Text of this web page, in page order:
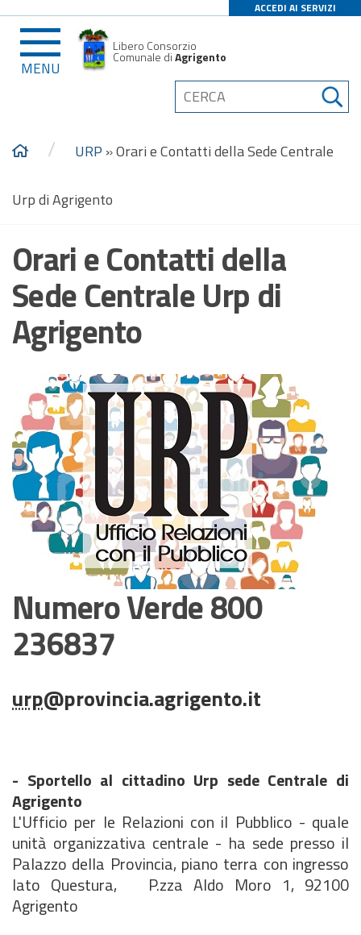
ACCEDI AI SERVIZI
MENU
Libero Consorzio
Comunale diAgrigento
/ URP »Orari e Contatti della Sede Centrale
Urp di Agrigento
Orari e Contatti della
Sede Centrale Urp di
Agrigento
Numero Verde 800
236837
urp@provincia.agrigento.it
- Sportello al cittadino Urp sede Centrale di
Agrigento
L'Ufficio per le Relazioni con il Pubblico - quale
unità organizzativa centrale - ha sede presso il
Palazzo della Provincia, piano terra con ingresso
lato Questura, P.zza Aldo Moro 1, 92100
Agrigento